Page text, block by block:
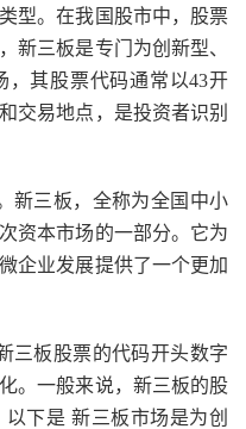
型。在我国股市中，股票
新三板是专门为创新型、
，其股票代码通常以43开
交易地点，是投资者识别
新三板，全称为全国中小
资本市场的一部分。它为
企业发展提供了一个更加
三板股票的代码开头数字
。一般来说，新三板的股
下是 新三板市场是为创